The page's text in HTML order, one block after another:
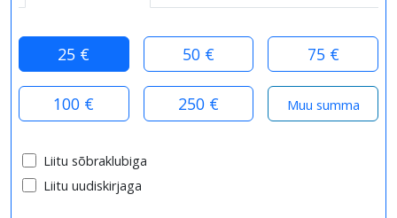
25 € 50 € 75 €
100 € 250 €
Liitu sõbraklubiga
Liitu uudiskirjaga